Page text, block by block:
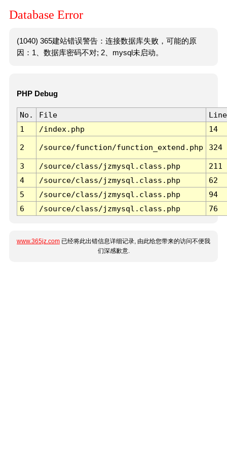
Database Error
(1040) 365建站错误警告：连接数据库失败，可能的原
因：1、数据库密码不对; 2、mysql未启动。
PHP Debug
No. File
Line
1
/index.php 14
2 /source/function/function_extend.php 324
3 /source/class/jzmysql.class.php
211
4
/source/class/jzmysql.class.php
62
5
/source/class/jzmysql.class.php
94
6
/source/class/jzmysql.class.php 76
www.365jz.com 已经将此出错信息详细记录, 由此给您带来的访问不便我
们深感歉意.